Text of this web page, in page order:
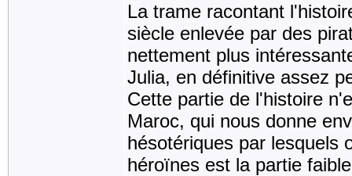
La trame racontant
siècle enlevée par des
nettement plus
Julia, en définitive assez
Cette partie de l'histoire
Maroc, qui nous donne
hésotériques par lesquels
héroïnes est la partie